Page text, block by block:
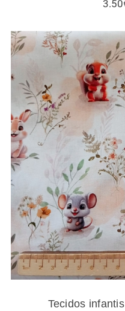
3.50
Tecidos
Tecidos